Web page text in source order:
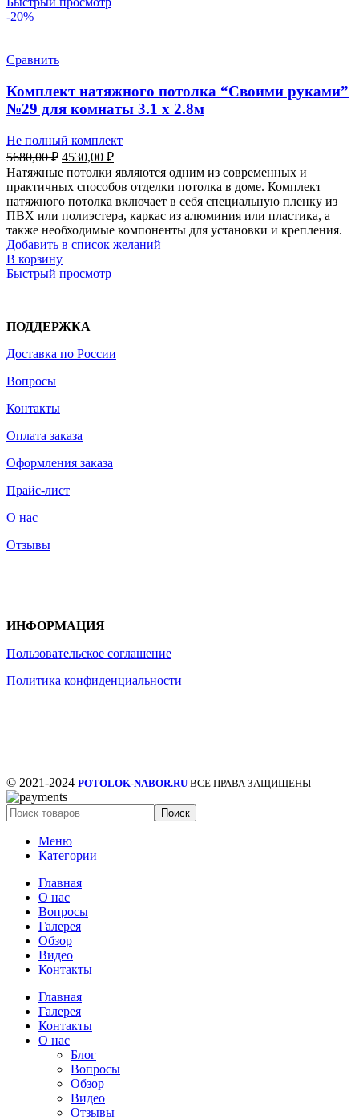
-20%
Сравнить
Комплект натяжного потолка “Своими руками”
№29 для комнаты 3.1 х 2.8м
Не полный комплект
5680,00₽ Первоначальная
цена
составляла
5680,00 ₽.
4530,00 ₽Текущая
цена:
4530,00 ₽.
Натяжные потолки являются одним из современных и
практичных способов отделки потолка в доме. Комплект
натяжного потолка включает в себя специальную пленку из
ПВХ или полиэстера, каркас из алюминия или пластика, а
также необходимые компоненты для установки и крепления.
Добавить в список желаний
В корзину
Быстрый просмотр
ПОДДЕРЖКА
Доставка по России
Вопросы
Контакты
Оплата заказа
Оформления заказа
Прайс-лист
О нас
Отзывы
ИНФОРМАЦИЯ
Пользовательское соглашение
Политика конфиденциальности
© 2021-2024 POTOLOK-NABOR.RU ВСЕ ПРАВА ЗАЩИЩЕНЫ
Поиск
Меню
Категории
Главная
О нас
Вопросы
Галерея
Обзор
Видео
Контакты
Главная
Галерея
Контакты
О нас
Блог
Вопросы
Обзор
Видео
Отзывы